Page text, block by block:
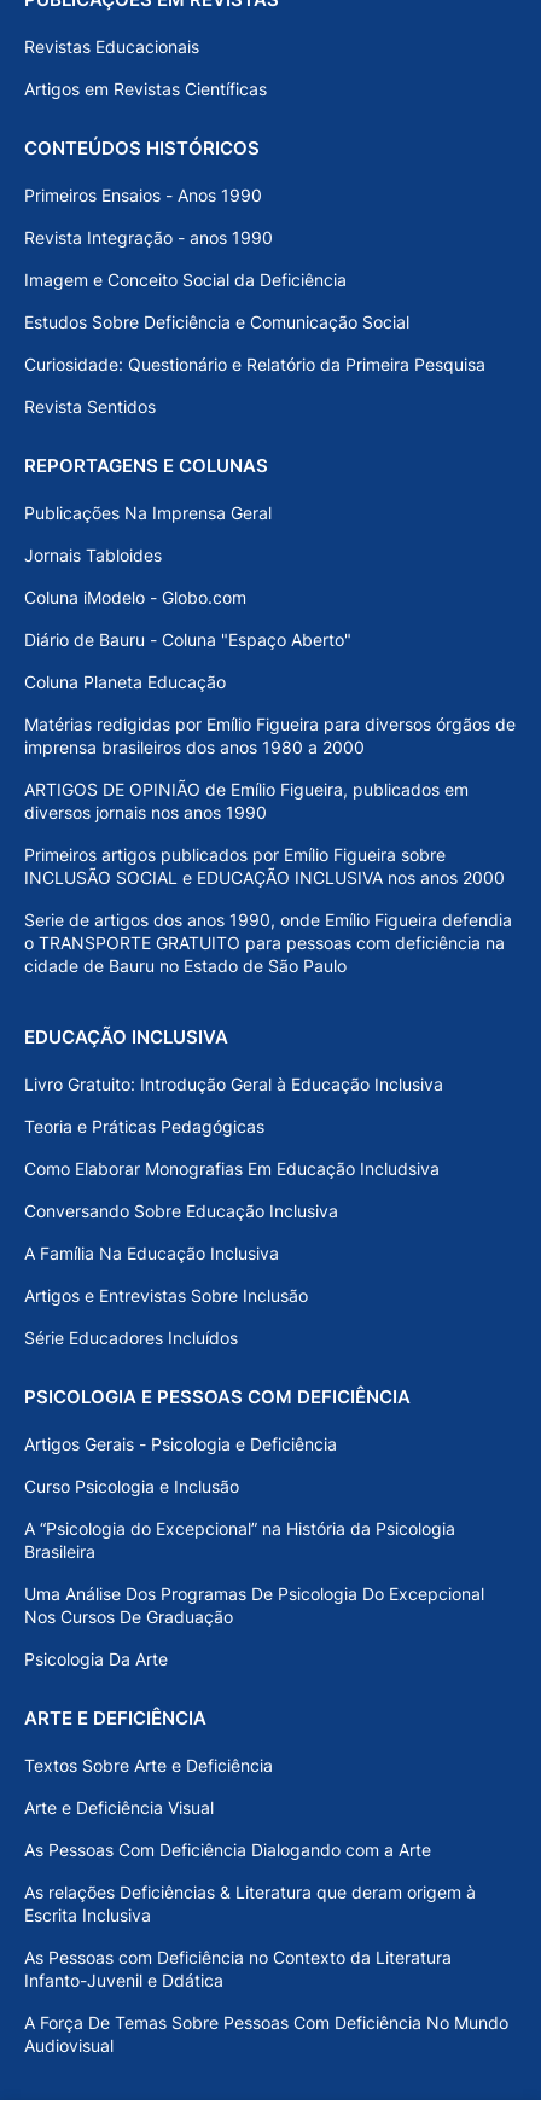
Revistas Educacionais
Artigos em Revistas Científicas
CONTEÚDOS HISTÓRICOS
Primeiros Ensaios - Anos 1990
Revista Integração - anos 1990
Imagem e Conceito Social da Deficiência
Estudos Sobre Deficiência e Comunicação Social
Curiosidade: Questionário e Relatório da Primeira Pesquisa
Revista Sentidos
REPORTAGENS E COLUNAS
Publicações Na Imprensa Geral
Jornais Tabloides
Coluna iModelo - Globo.com
Diário de Bauru - Coluna "Espaço Aberto"
Coluna Planeta Educação
Matérias redigidas por Emílio Figueira para diversos órgãos de
imprensa brasileiros dos anos 1980 a 2000
ARTIGOS DE OPINIÃO de Emílio Figueira, publicados em
diversos jornais nos anos 1990
Primeiros artigos publicados por Emílio Figueira sobre
INCLUSÃO SOCIAL e EDUCAÇÃO INCLUSIVA nos anos 2000
Serie de artigos dos anos 1990, onde Emílio Figueira defendia
o TRANSPORTE GRATUITO para pessoas com deficiência na
cidade de Bauru no Estado de São Paulo
EDUCAÇÃO INCLUSIVA
Livro Gratuito: Introdução Geral à Educação Inclusiva
Teoria e Práticas Pedagógicas
Como Elaborar Monografias Em Educação Includsiva
Conversando Sobre Educação Inclusiva
A Família Na Educação Inclusiva
Artigos e Entrevistas Sobre Inclusão
Série Educadores Incluídos
PSICOLOGIA E PESSOAS COM DEFICIÊNCIA
Artigos Gerais - Psicologia e Deficiência
Curso Psicologia e Inclusão
A “Psicologia do Excepcional” na História da Psicologia
Brasileira
Uma Análise Dos Programas De Psicologia Do Excepcional
Nos Cursos De Graduação
Psicologia Da Arte
ARTE E DEFICIÊNCIA
Textos Sobre Arte e Deficiência
Arte e Deficiência Visual
As Pessoas Com Deficiência Dialogando com a Arte
As relações Deficiências & Literatura que deram origem à
Escrita Inclusiva
As Pessoas com Deficiência no Contexto da Literatura
Infanto-Juvenil e Ddática
A Força De Temas Sobre Pessoas Com Deficiência No Mundo
Audiovisual